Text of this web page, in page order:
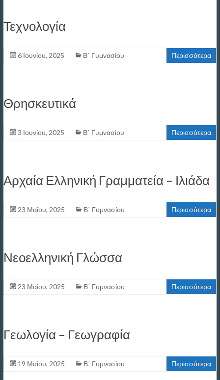
Τεχνολογία
6 Ιουνίου, 2025 Β΄ Γυμνασίου Περισσότερα
Θρησκευτικά
3 Ιουνίου, 2025 Β΄ Γυμνασίου Περισσότερα
Αρχαία Ελληνική Γραμματεία – Ιλιάδα
23 Μαΐου, 2025 Β΄ Γυμνασίου Περισσότερα
Νεοελληνική Γλώσσα
23 Μαΐου, 2025 Β΄ Γυμνασίου Περισσότερα
Γεωλογία – Γεωγραφία
19 Μαΐου, 2025 Β΄ Γυμνασίου Περισσότερα